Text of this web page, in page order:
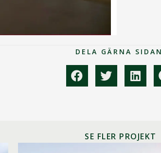
DELA GÄRNA
SE FLER PROJEKT